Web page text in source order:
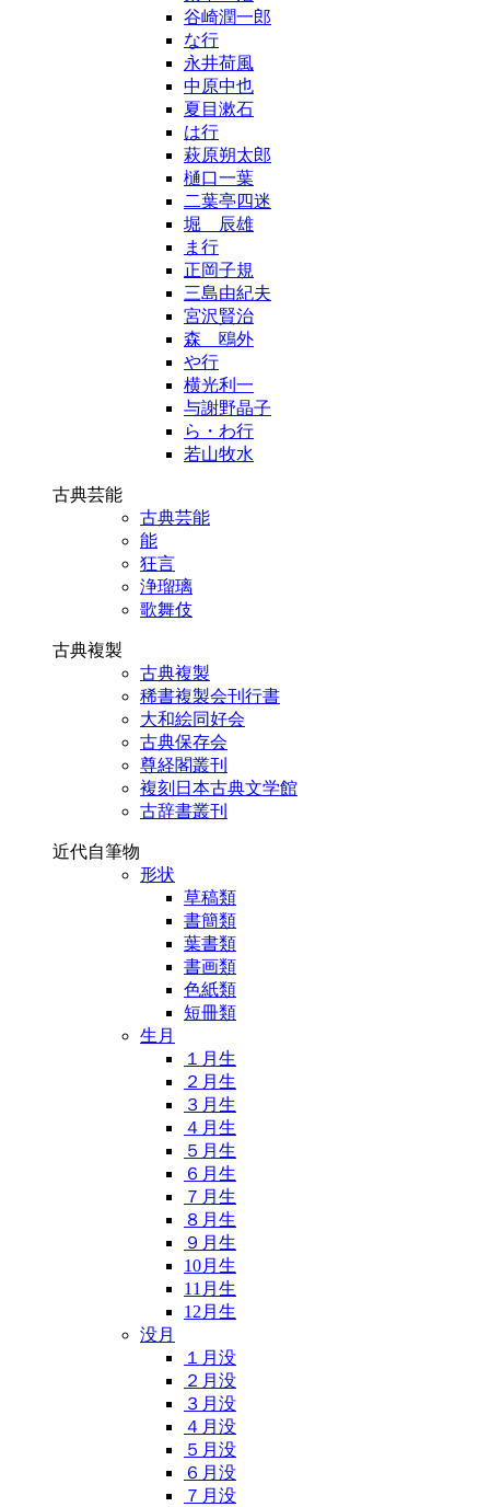
谷崎潤一郎
な行
永井荷風
中原中也
夏目漱石
は行
萩原朔太郎
樋口一葉
二葉亭四迷
堀 辰雄
ま行
正岡子規
三島由紀夫
宮沢賢治
森 鴎外
や行
横光利一
与謝野晶子
ら・わ行
若山牧水
古典芸能
古典芸能
能
狂言
浄瑠璃
歌舞伎
古典複製
古典複製
稀書複製会刊行書
大和絵同好会
古典保存会
尊経閣叢刊
複刻日本古典文学館
古辞書叢刊
近代自筆物
形状
草稿類
書簡類
葉書類
書画類
色紙類
短冊類
生月
１月生
２月生
３月生
４月生
５月生
６月生
７月生
８月生
９月生
10月生
11月生
12月生
没月
１月没
２月没
３月没
４月没
５月没
６月没
７月没